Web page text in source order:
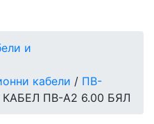
и
кабели / ПВ-
КАБЕЛ ПВ-А2 6.00 БЯЛ